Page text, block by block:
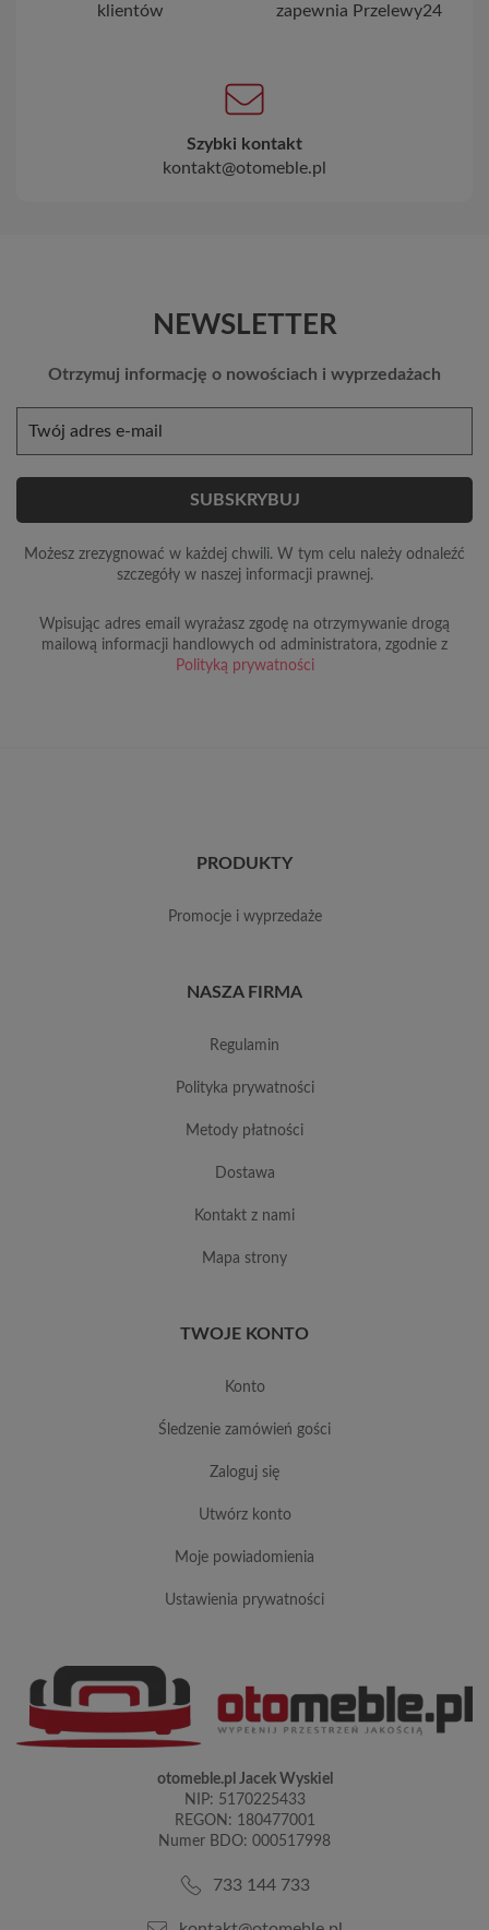
klientów
zapewnia Przelewy24
Szybki kontakt
kontakt@otomeble.pl
NEWSLETTER
Otrzymuj informację o nowościach i wyprzedażach
Możesz zrezygnować w każdej chwili. W tym celu należy odnaleźć
szczegóły w naszej informacji prawnej.
Wpisując adres email wyrażasz zgodę na otrzymywanie drogą
mailową informacji handlowych od administratora, zgodnie z
Polityką prywatności
PRODUKTY
promocje i wyprzedaże
NASZA FIRMA
regulamin
polityka prywatności
metody płatności
dostawa
kontakt z nami
mapa strony
TWOJE KONTO
konto
śledzenie zamówień gości
zaloguj się
utwórz konto
moje powiadomienia
ustawienia prywatności
otomeble.pl Jacek Wyskiel
NIP: 5170225433
REGON: 180477001
Numer BDO: 000517998
733 144 733